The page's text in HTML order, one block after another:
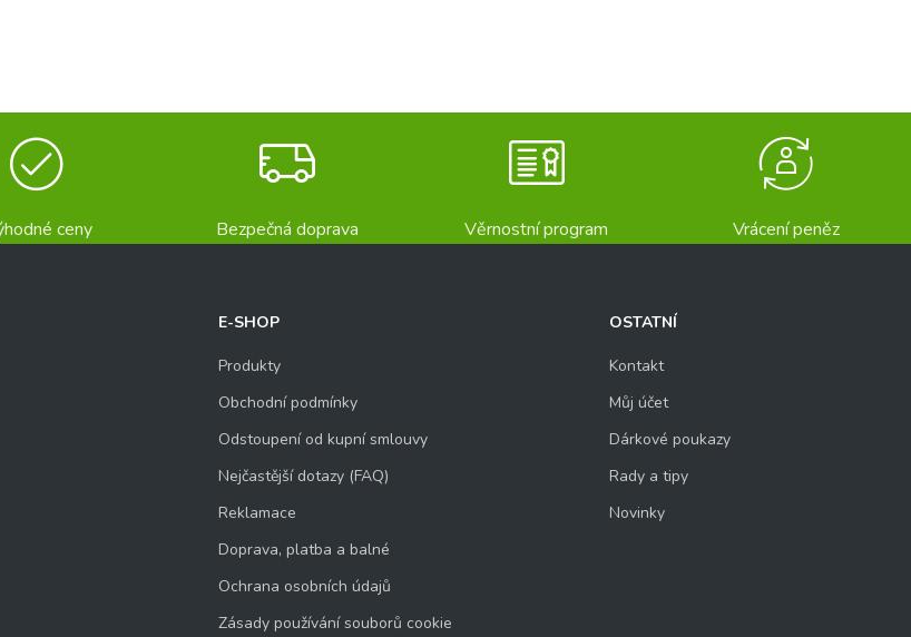
ceny Bezpečná doprava Věrnostní program Vrácení peněz
E-SHOP
Produkty
Obchodní podmínky
Odstoupení od kupní smlouvy
Nejčastější dotazy (FAQ)
Reklamace
Doprava, platba a balné
Ochrana osobních údajů
Zásady používání souborů cookie
OSTATNÍ
Kontakt
Můj účet
Dárkové poukazy
Rady a tipy
Novinky